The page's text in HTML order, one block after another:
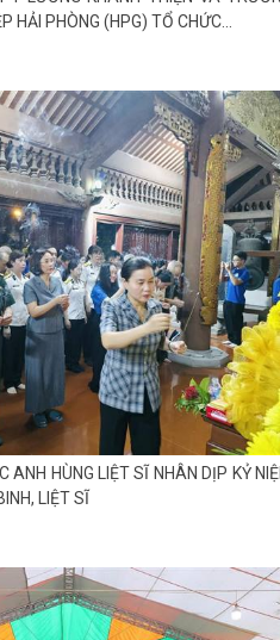
HẢI PHÒNG (HPG) TỔ CHỨC...
ANH HÙNG LIỆT SĨ NHÂN DỊP KỶ
LIỆT SĨ